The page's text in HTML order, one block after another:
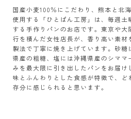
国産小麦100％にこだわり、熊本と北
使用する「ひとぱん工房」は、毎週土
する手作りパンのお店です。東京や大
行を積んだ女性店長が、香り高い素材
製法で丁寧に焼き上げています。砂糖
県産の粗糖、塩には沖縄県産のシママ
みを最大限に引き出したパンをお届
味とふんわりとした食感が特徴で、ど
存分に感じられると思います。